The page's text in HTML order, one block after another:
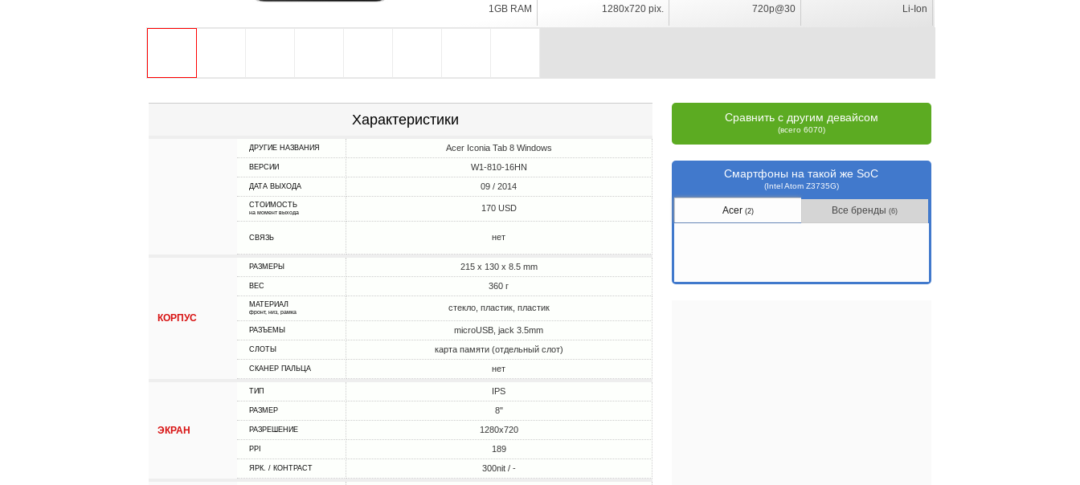
1GB RAM 1280x720 pix. 720p@30 Li-Ion
Характеристики
ДРУГИЕ НАЗВАНИЯ Acer Iconia Tab 8 Windows
ВЕРСИИ W1-810-16HN
ДАТА ВЫХОДА 09 / 2014
СТОИМОСТЬ
на момент выхода 170 USD
СВЯЗЬ нет
КОРПУС
РАЗМЕРЫ 215 x 130 x 8.5 mm
ВЕС 360 г
МАТЕРИАЛ
фронт, низ, рамка стекло, пластик, пластик
РАЗЪЕМЫ microUSB, jack 3.5mm
СЛОТЫ карта памяти (отдельный слот)
СКАНЕР ПАЛЬЦА нет
ЭКРАН
ТИП IPS
РАЗМЕР 8"
РАЗРЕШЕНИЕ 1280x720
PPI 189
ЯРК. / КОНТРАСТ 300nit / -
Сравнить с другим девайсом
(всего 6070)
Смартфоны на такой же SoC
(Intel Atom Z3735G)
Acer (2) Все бренды(6)